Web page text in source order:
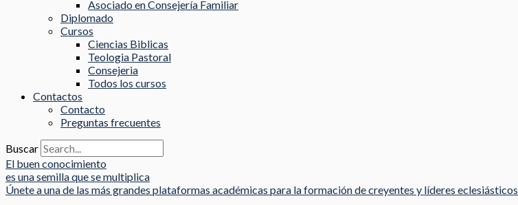
Asociado en Consejería Familiar
Diplomado
Cursos
Ciencias Biblicas
Teologia Pastoral
Consejeria
Todos los cursos
Contactos
Contacto
Preguntas frecuentes
Buscar
El buen conocimiento
es una semilla que se multiplica
Únete a una de las más grandes plataformas académicas para la formación de creyentes y líderes eclesiásticos